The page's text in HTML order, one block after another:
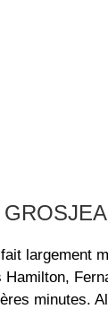
largement
Hamilton,
minutes.